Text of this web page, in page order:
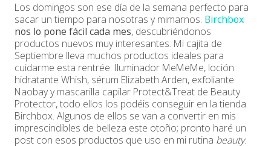
Los domingos son ese día de la semana perfecto para
sacar un tiempo para nosotras y mimarnos. Birchbox
nos lo pone fácil cada mes, descubriéndonos
productos nuevos muy interesantes. Mi cajita de
Septiembre lleva muchos productos ideales para
cuidarme esta rentrée: Iluminador MeMeMe, loción
hidratante Whish, sérum Elizabeth Arden, exfoliante
Naobay y mascarilla capilar Protect&Treat de Beauty
Protector, todo ellos los podéis conseguir en la tienda
Birchbox. Algunos de ellos se van a convertir en mis
imprescindibles de belleza este otoño; pronto haré un
post con esos productos que uso en mi rutina beauty.